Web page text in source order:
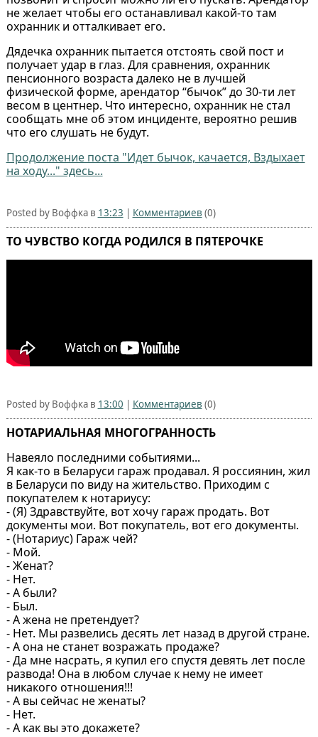
не желает чтобы его останавливал какой-то там
охранник и отталкивает его.
Дядечка охранник пытается отстоять свой пост и
получает удар в глаз. Для сравнения, охранник
пенсионного возраста далеко не в лучшей
физической форме, арендатор “бычок” до 30-ти лет
весом в центнер. Что интересно, охранник не стал
сообщать мне об этом инциденте, вероятно решив
что его слушать не будут.
Продолжение поста "Идет бычок, качается, Вздыхает
на ходу..." здесь...
Posted by Воффка в 13:23 | Комментариев (0)
ТО ЧУВСТВО КОГДА РОДИЛСЯ В ПЯТЕРОЧКЕ
Posted by Воффка в 13:00 | Комментариев (0)
НОТАРИАЛЬНАЯ МНОГОГРАННОСТЬ
Навеяло последними событиями...
Я как-то в Беларуси гараж продавал. Я россиянин, жил
в Беларуси по виду на жительство. Приходим с
покупателем к нотариусу:
- (Я) Здравствуйте, вот хочу гараж продать. Вот
документы мои. Вот покупатель, вот его документы.
- (Нотариус) Гараж чей?
- Мой.
- Женат?
- Нет.
- А были?
- Был.
- А жена не претендует?
- Нет. Мы развелись десять лет назад в другой стране.
- А она не станет возражать продаже?
- Да мне насрать, я купил его спустя девять лет после
развода! Она в любом случае к нему не имеет
никакого отношения!!!
- А вы сейчас не женаты?
- Нет.
- А как вы это докажете?